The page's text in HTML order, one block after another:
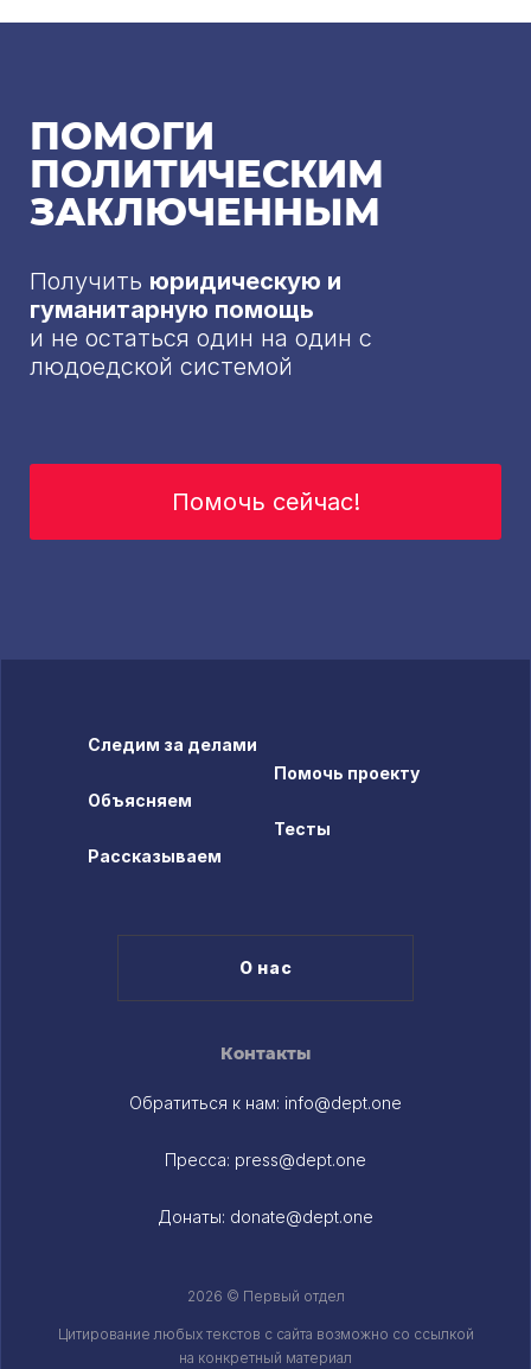
ПОМОГИ
ПОЛИТИЧЕСКИМ
ЗАКЛЮЧЕННЫМ
Получить юридическую и
гуманитарную помощь
и не остаться один на один с
людоедской системой
Помочь сейчас!
Контакты
Обратиться к нам: info@dept.one
Пресса: press@dept.one
Донаты: donate@dept.one
Следим за делами
Объясняем
Рассказываем
Помочь проекту
Тесты
О нас
2026 © Первый отдел
Цитирование любых текстов c сайта возможно со ссылкой
на конкретный материал